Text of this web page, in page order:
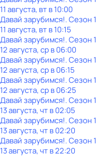
11 августа, вт в 10:00
Давай зарубимся!. Сезон 1
11 августа, вт в 10:15
Давай зарубимся!. Сезон 1
12 августа, ср в 06:00
Давай зарубимся!. Сезон 1
12 августа, ср в 06:15
Давай зарубимся!. Сезон 1
12 августа, ср в 06:25
Давай зарубимся!. Сезон 1
13 августа, чт в 02:05
Давай зарубимся!. Сезон 1
13 августа, чт в 02:20
Давай зарубимся!. Сезон 1
13 августа, чт в 22:20